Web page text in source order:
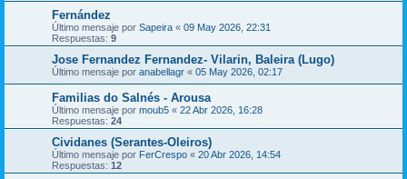
Fernández
Último mensaje por Sapeira « 09 May 2026, 22:31
Respuestas: 9
Jose Fernandez Fernandez- Vilarin, Baleira (Lugo)
Último mensaje por anabellagr « 05 May 2026, 02:17
Familias do Salnés - Arousa
Último mensaje por moub5 « 22 Abr 2026, 16:28
Respuestas: 24
Cividanes (Serantes-Oleiros)
Último mensaje por FerCrespo « 20 Abr 2026, 14:54
Respuestas: 12